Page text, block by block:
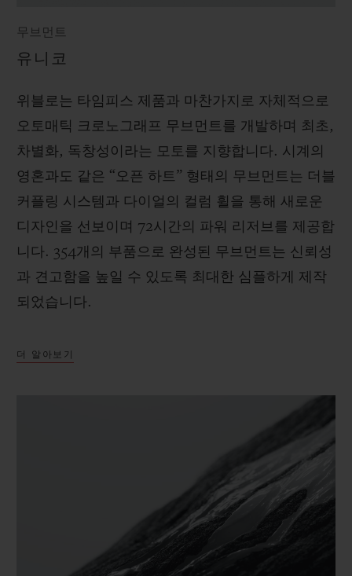
무브먼트
유니코
위블로는 타임피스 제품과 마찬가지로 자체적으로
오토매틱 크로노그래프 무브먼트를 개발하며 최초,
차별화, 독창성이라는 모토를 지향합니다. 시계의
영혼과도 같은 “오픈 하트” 형태의 무브먼트는 더블
커플링 시스템과 다이얼의 컬럼 휠을 통해 새로운
디자인을 선보이며 72시간의 파워 리저브를 제공합
니다. 354개의 부품으로 완성된 무브먼트는 신뢰성
과 견고함을 높일 수 있도록 최대한 심플하게 제작
되었습니다.
더 알아보기